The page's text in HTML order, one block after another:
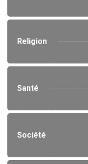
Religion
Santé
Société